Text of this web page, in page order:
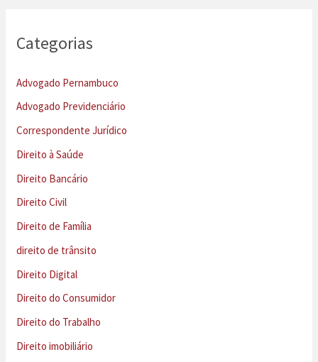
Categorias
Advogado Pernambuco
Advogado Previdenciário
Correspondente Jurídico
Direito à Saúde
Direito Bancário
Direito Civil
Direito de Família
direito de trânsito
Direito Digital
Direito do Consumidor
Direito do Trabalho
Direito imobiliário